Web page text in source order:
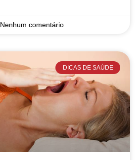
Nenhum comentário
DICAS DE SAÚDE